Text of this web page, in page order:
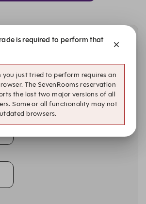
tillgänglighet i Cadierbaren
is required to perform that
you just tried to perform requires an
The SevenRooms reservation
the last two major versions of all
Some or all functionality may not
browsers.